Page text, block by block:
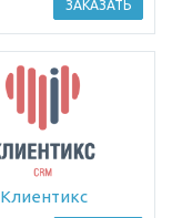
ЗАКАЗАТЬ
Клиентикс